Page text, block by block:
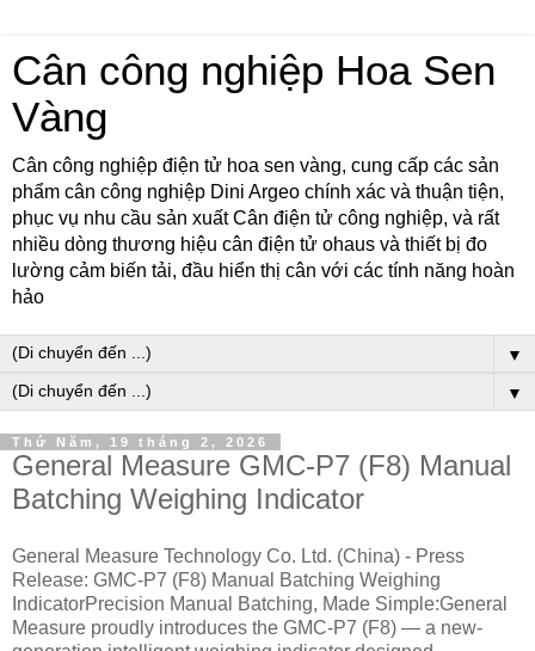
Cân công nghiệp Hoa Sen
Vàng
Cân công nghiệp điện tử hoa sen vàng, cung cấp các sản
phẩm cân công nghiệp Dini Argeo chính xác và thuận tiện,
phục vụ nhu cầu sản xuất Cân điện tử công nghiệp, và rất
nhiều dòng thương hiệu cân điện tử ohaus và thiết bị đo
lường cảm biến tải, đầu hiển thị cân với các tính năng hoàn
hảo
▼
▼
Thứ Năm, 19 tháng 2, 2026
General Measure GMC-P7 (F8) Manual
Batching Weighing Indicator
General Measure Technology Co. Ltd. (China) - Press
Release: GMC-P7 (F8) Manual Batching Weighing
IndicatorPrecision Manual Batching, Made Simple:General
Measure proudly introduces the GMC-P7 (F8) — a new-